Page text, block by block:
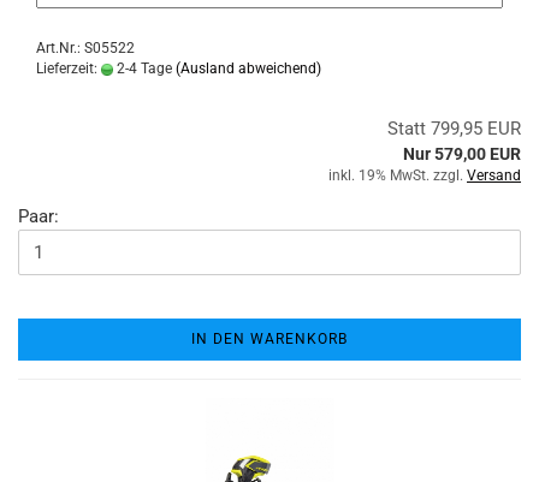
Art.Nr.: S05522
Lieferzeit:
2-4 Tage (Ausland abweichend)
Statt 799,95 EUR
Nur 579,00 EUR
inkl. 19% MwSt. zzgl. Versand
Paar:
IN DEN WARENKORB